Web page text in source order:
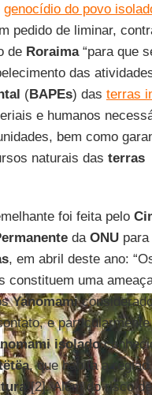
genocídio do povo
pedido de liminar,
de Roraima“para que
das
(BAPEs) das terras
e humanos
bem como
naturais das terras
foi feita pelo
daONUpara
, em abril deste ano:
constituem uma
Yanomami
e
isolado
, que habita a
”[2]. Além do risco